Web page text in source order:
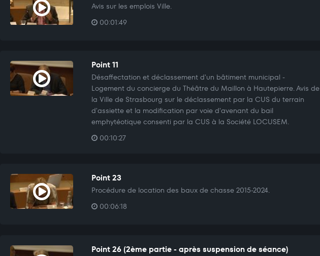
Avis sur les emplois Ville.
00:01:49
Point 11
Désaffectation et déclassement d'un bâtiment municipal -
Logement du concierge du Théâtre du Maillon à Hautepierre. Avis de
la Ville de Strasbourg sur le déclassement par la CUS du terrain
d'assiette et la modification par voie d'avenant du bail
emphytéotique consenti par la CUS à la Société LOCUSEM.
00:10:27
Point 23
Procédure de location des baux de chasse 2015-2024.
00:06:18
Point 26 (2ème partie - après suspension de séance)